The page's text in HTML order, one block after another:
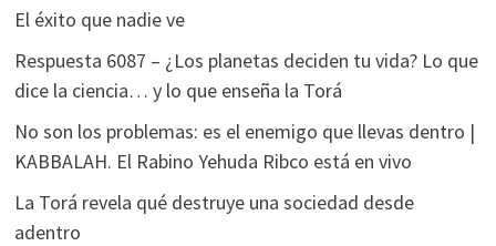
El éxito que nadie ve
Respuesta 6087 – ¿Los planetas deciden tu vida? Lo que
dice la ciencia… y lo que enseña la Torá
No son los problemas: es el enemigo que llevas dentro |
KABBALAH. El Rabino Yehuda Ribco está en vivo
La Torá revela qué destruye una sociedad desde
adentro